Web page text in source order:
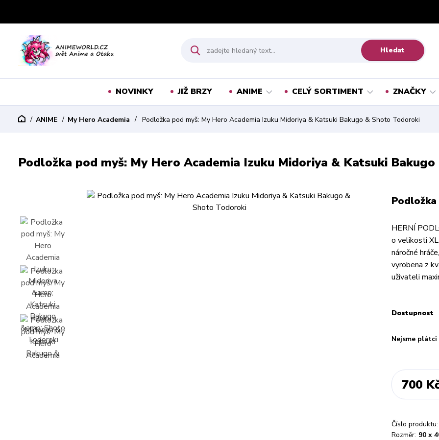
Hledat
NOVINKY JIŽ BRZY ANIME CELÝ SORTIMENT ZNAČKY
ANIME My Hero Academia Podložka pod myš: My Hero Academia Izuku Midoriya & Katsuki Bakugo & Shoto Todoroki
Podložka pod myš: My Hero Academia Izuku Midoriya & Katsuki
HERNÍ
o velikosti
náročné
vyrobena z
uživateli
Dostupnost
Nejsme plátci
700
Číslo produktu:
Rozměr: 90 x